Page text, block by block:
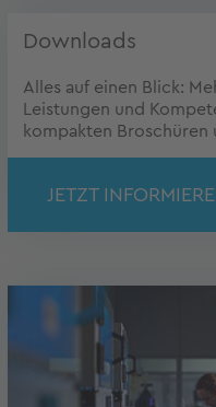
Downloads
Alles auf einen Blick:
Leistungen und
kompakten Broschüren
JETZT